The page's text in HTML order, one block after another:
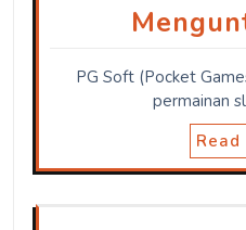
PG Soft (Pocket
permainan
Read